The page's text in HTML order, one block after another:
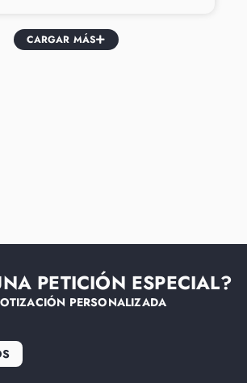
CARGAR MÁS
PETICIÓN ESPECIAL?
PERSONALIZADA